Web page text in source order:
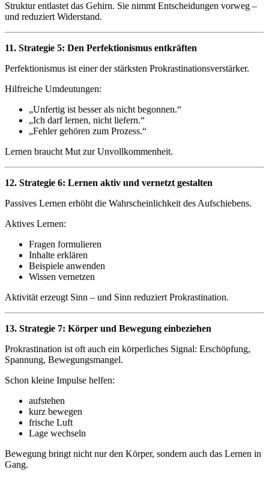
Struktur entlastet das Gehirn. Sie nimmt Entscheidungen vorweg –
und reduziert Widerstand.
11. Strategie 5: Den Perfektionismus entkräften
Perfektionismus ist einer der stärksten Prokrastinationsverstärker.
Hilfreiche Umdeutungen:
„Unfertig ist besser als nicht begonnen.“
„Ich darf lernen, nicht liefern.“
„Fehler gehören zum Prozess.“
Lernen braucht Mut zur Unvollkommenheit.
12. Strategie 6: Lernen aktiv und vernetzt gestalten
Passives Lernen erhöht die Wahrscheinlichkeit des Aufschiebens.
Aktives Lernen:
Fragen formulieren
Inhalte erklären
Beispiele anwenden
Wissen vernetzen
Aktivität erzeugt Sinn – und Sinn reduziert Prokrastination.
13. Strategie 7: Körper und Bewegung einbeziehen
Prokrastination ist oft auch ein körperliches Signal: Erschöpfung,
Spannung, Bewegungsmangel.
Schon kleine Impulse helfen:
aufstehen
kurz bewegen
frische Luft
Lage wechseln
Bewegung bringt nicht nur den Körper, sondern auch das Lernen in
Gang.